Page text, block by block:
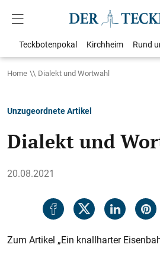
Teckbotenpokal Kirchheim Rund
Home Dialekt und Wortwahl
Unzugeordnete Artikel
Dialekt und
20.08.2021
Zum Artikel „Ein knallharter